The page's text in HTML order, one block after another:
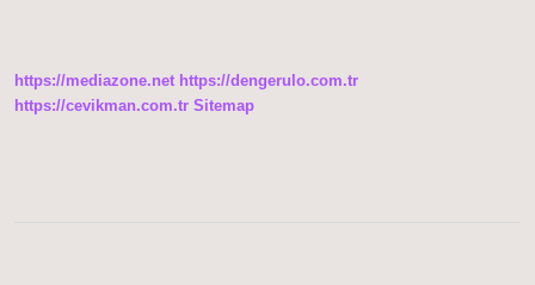
https://mediazone.net https://dengerulo.com.tr
https://cevikman.com.tr Sitemap